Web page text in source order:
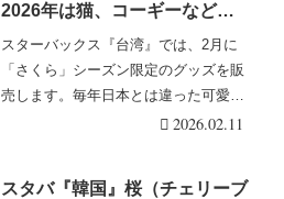
2026年は猫、コーギーなども
モチーフやベアリスタも♡
スターバックス『台湾』では、2月に
「さくら」シーズン限定のグッズを販
売します。毎年日本とは違った可愛い
デザインで大人気で・・・続きを読む
2026.02.11
スタバ『韓国』桜（チェリーブ